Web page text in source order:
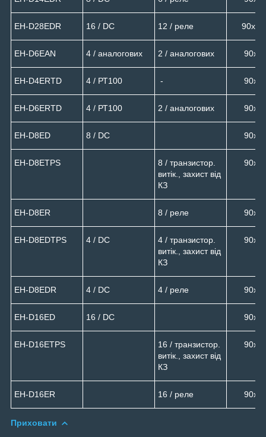
EH-D28EDR 16 / DC 12 / реле
EH-D6EAN 4 / аналогових 2 / аналогових
EH-D4ERTD 4 / РТ100 -
EH-D6ERTD 4 / РТ100 2 / аналогових
EH-D8ED 8 / DC
EH-D8ETPS
8 / транзистор.
витік., захист від
КЗ
EH-D8ER 8 / реле
EH-D8EDTPS 4 / DC
4 / транзистор.
витік., захист від
КЗ
EH-D8EDR 4 / DC 4 / реле
EH-D16ED 16 / DC
EH-D16ETPS
16 / транзистор.
витік., захист від
КЗ
EH-D16ER 16 / реле
Приховати